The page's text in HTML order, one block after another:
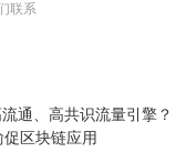
联系
通、高共识流量引擎？
区块链应用